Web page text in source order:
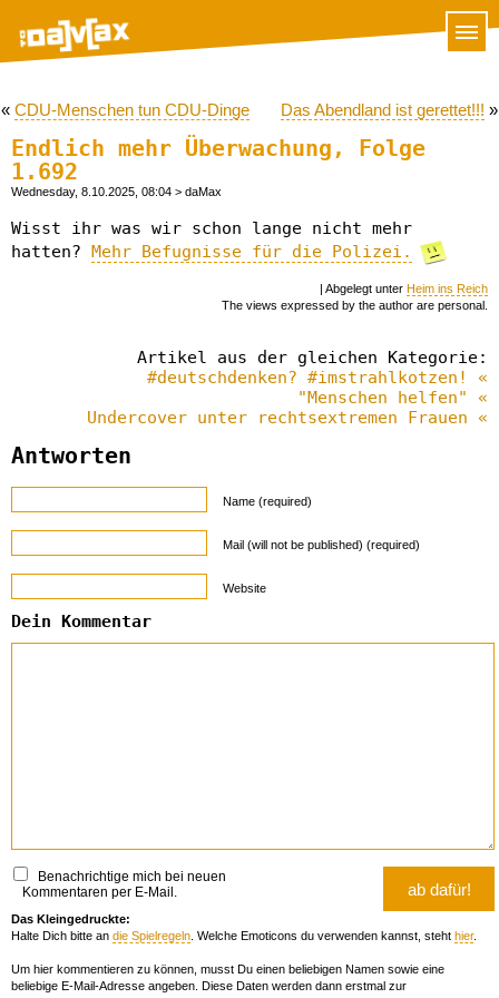
« CDU-Menschen tun CDU-Dinge Das Abendland ist gerettet!!! »
Endlich mehr Überwachung, Folge
1.692
Wednesday, 8.10.2025, 08:04 > daMax
Wisst ihr was wir schon lange nicht mehr
hatten? Mehr Befugnisse für die Polizei.
| Abgelegt unter Heim ins Reich
The views expressed by the author are personal.
Artikel aus der gleichen Kategorie:
#deutschdenken? #imstrahlkotzen! «
"Menschen helfen" «
Undercover unter rechtsextremen Frauen «
Antworten
Name (required)
Mail (will not be published) (required)
Website
Dein Kommentar
Benachrichtige mich bei neuen
Kommentaren per E-Mail.
Das Kleingedruckte:
Halte Dich bitte an die Spielregeln . Welche Emoticons du verwenden kannst, steht hier.
Um hier kommentieren zu können, musst Du einen beliebigen Namen sowie eine
beliebige E-Mail-Adresse angeben. Diese Daten werden dann erstmal zur